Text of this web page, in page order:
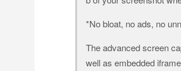
*No bloat, no ads, no
The advanced screen
well as embedded